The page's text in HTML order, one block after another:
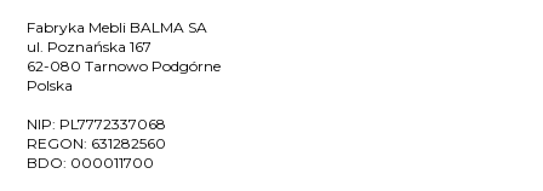
Fabryka Mebli BALMA SA
ul. Poznańska 167
62-080 Tarnowo Podgórne
Polska
NIP: PL7772337068
REGON: 631282560
BDO: 000011700